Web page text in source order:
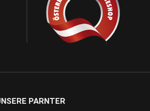
PARNTER